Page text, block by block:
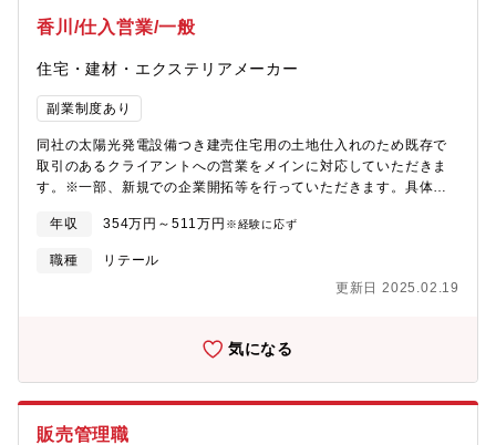
香川/仕入営業/一般
住宅・建材・エクステリアメーカー
副業制度あり
同社の太陽光発電設備つき建売住宅用の土地仕入れのため既存で
取引のあるクライアントへの営業をメインに対応していただきま
す。※一部、新規での企業開拓等を行っていただきます。具体的
に関する情報を収集します。・不動産査定・仕入れ└不動産自体や
周辺環境を鑑みながら、スマートホームを建設した場合に見込ま
れる収益について査定します。収益が見込まれそうであれば、業
者に交渉しながら不動産を仕入れます。・購入希望者への契約業
年収 354万円～511万円 ※経験に応ず
職種
リテール
更新日 2025.02.19
気になる
販売管理職